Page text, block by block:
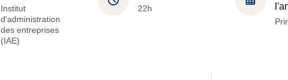
Institut
d'administration
des entreprises
(IAE)
22h